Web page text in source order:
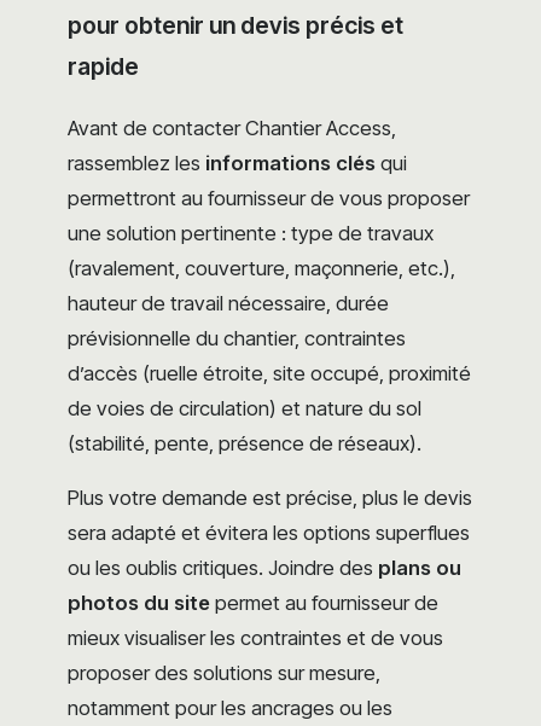
pour obtenir un devis précis et
rapide
Avant de contacter Chantier Access,
rassemblez les informations clés qui
permettront au fournisseur de vous proposer
une solution pertinente : type de travaux
(ravalement, couverture, maçonnerie, etc.),
hauteur de travail nécessaire, durée
prévisionnelle du chantier, contraintes
d’accès (ruelle étroite, site occupé, proximité
de voies de circulation) et nature du sol
(stabilité, pente, présence de réseaux).
Plus votre demande est précise, plus le devis
sera adapté et évitera les options superflues
ou les oublis critiques. Joindre des plans ou
photos du site permet au fournisseur de
mieux visualiser les contraintes et de vous
proposer des solutions sur mesure,
notamment pour les ancrages ou les